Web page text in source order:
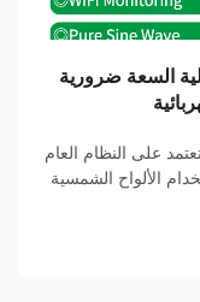
السعة ضرورية
على النظام العام
الألواح الشمسية
يمكنك تخزين